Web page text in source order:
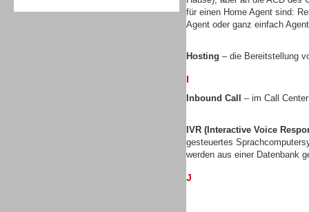
für einen Home Agent sind:
Agent oder ganz einfach
Hosting – die Bereitstellung
I
Inbound Call – im Call
IVR (Interactive Voice
gesteuertes
werden aus einer Datenbank
J